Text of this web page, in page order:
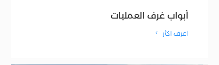
أبواب غرف العمليات
اعرف اكثر 4